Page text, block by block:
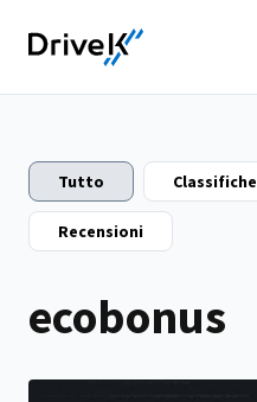
Tutto Classifiche
Recensioni
ecobonus